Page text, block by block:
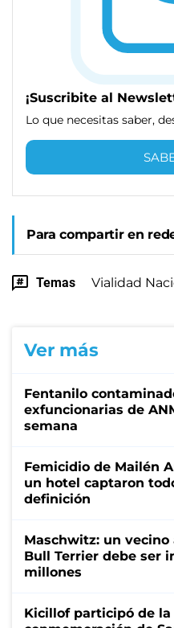
¡Suscribite al
Lo que necesitas saber,
Para compartir en
Temas Vialidad
Ver más
Fentanilo
exfuncionarias de
semana
Femicidio de Mailén
un hotel captaron
definición
Maschwitz: un
Bull Terrier debe ser
millones
Kicillof participó de